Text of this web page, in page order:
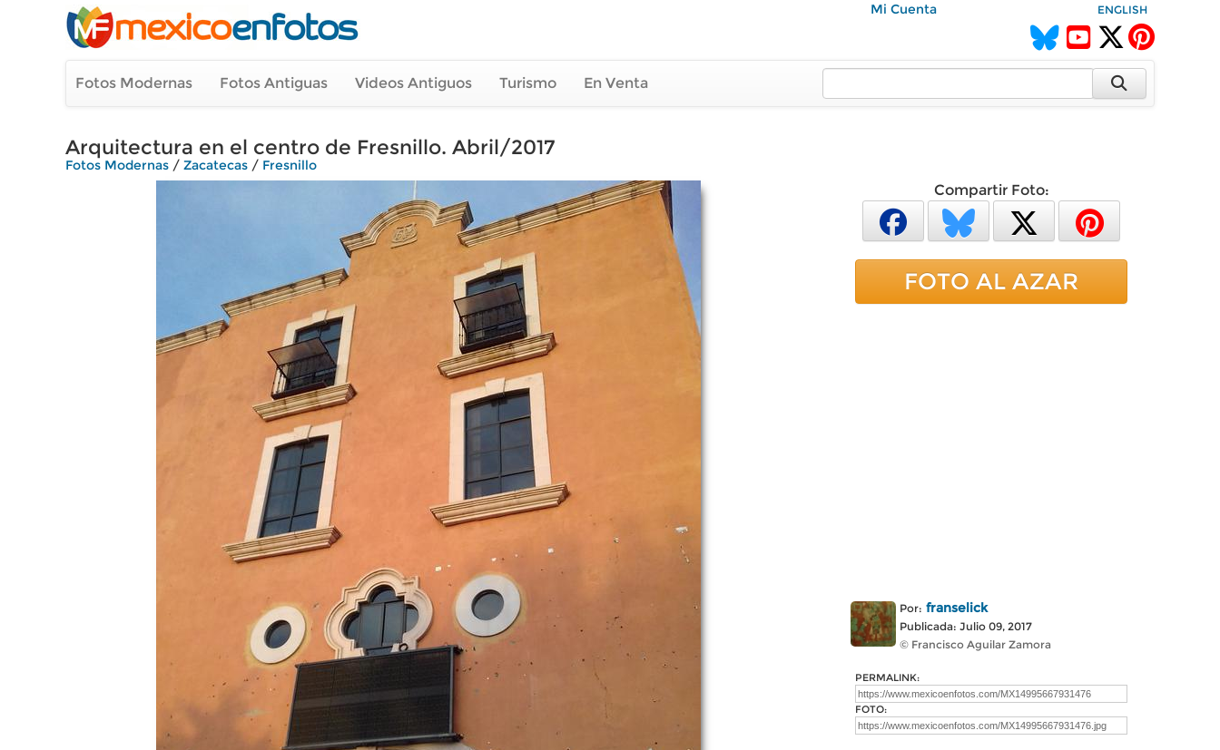
Mi Cuenta ENGLISH
Fotos Modernas Fotos Antiguas Videos Antiguos Turismo En Venta
Arquitectura en el centro de Fresnillo. Abril/2017
Fotos Modernas / Zacatecas / Fresnillo
Compartir Foto:
FOTO AL AZAR
Por: franselick
Publicada: Julio 09, 2017
© Francisco Aguilar Zamora
PERMALINK:
FOTO: